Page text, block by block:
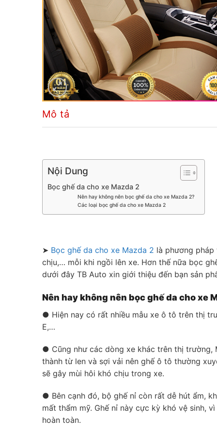
Mô tả
Nội Dung
Bọc ghế da cho xe Mazda 2
Nên hay không nên bọc ghế da cho xe Mazda 2?
Các loại bọc ghế da cho xe Mazda 2
➤ Bọc ghế da cho xe Mazda 2 là phương
chịu,… mỗi khi ngồi lên xe. Hơn thế nữa bọc
dưới đây TB Auto xin giới thiệu đến bạn sản
Nên hay không nên bọc ghế da cho xe
● Hiện nay có rất nhiều mẫu xe ô tô trên thị
E,…
● Cũng như các dòng xe khác trên thị trường,
thành từ len và sợi vải nên ghế ô tô thường
sẽ gây mùi hôi khó chịu trong xe.
● Bên cạnh đó, bộ ghế nỉ còn rất dễ hút ẩm,
mất thẩm mỹ. Ghế nỉ này cực kỳ khó vệ sinh,
hoàn toàn.